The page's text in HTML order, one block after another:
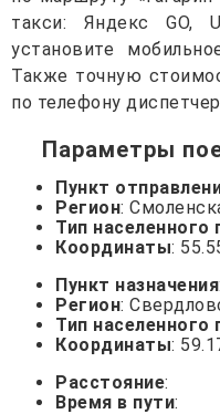
такси: Яндекс GO,
установите
Также точную
по телефону
Параметры
Пункт
Регион:
Тип населенного
Координаты:
Пункт назначения
Регион:
Тип населенного
Координаты:
Расстояние:
Время в пути: